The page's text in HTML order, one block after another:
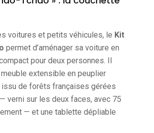
voitures et petits véhicules, le Kit
permet d’aménager sa voiture en
pour deux personnes. Il
extensible en peuplier
issu de forêts françaises gérées
verni sur les deux faces, avec 75
— et une tablette dépliable